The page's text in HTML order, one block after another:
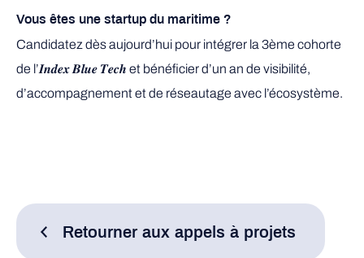
Vous êtes une startup du maritime ?
Candidatez dès aujourd’hui pour intégrer la 3ème cohorte
de l’𝑰𝒏𝒅𝒆𝒙 𝑩𝒍𝒖𝒆 𝑻𝒆𝒄𝒉 et bénéficier d’un an de visibilité,
d’accompagnement et de réseautage avec l’écosystème.
Retourner aux appels à projets